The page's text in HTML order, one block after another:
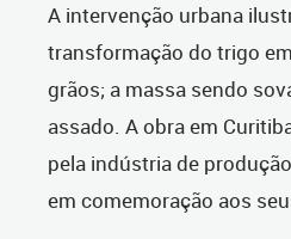
A intervenção urbana
transformação do trigo
grãos; a massa sendo
assado. A obra em
pela indústria de
em comemoração aos